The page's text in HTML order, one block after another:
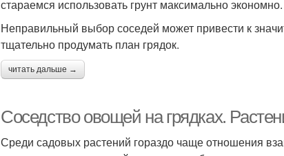
стараемся использовать грунт максимально
Неправильный выбор соседей может привести к
тщательно продумать план грядок.
читать дальше →
Соседство овощей на грядках.
Среди садовых растений гораздо чаще отношения